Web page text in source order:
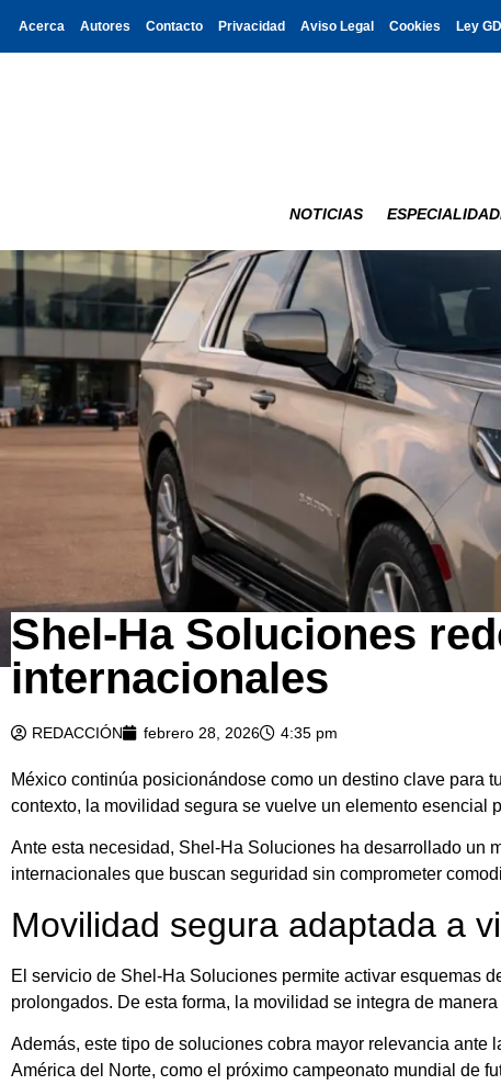
Acerca Autores Contacto Privacidad Aviso Legal Cookies Ley
NOTICIAS
Shel-Ha Soluciones
internacionales
REDACCIÓN febrero 28, 2026 4:35 pm
México continúa posicionándose como un destino clave para
contexto, la movilidad segura se vuelve un elemento
Ante esta necesidad, Shel-Ha Soluciones ha desarrollado un
internacionales que buscan seguridad sin comprometer
Movilidad segura adaptada a
El servicio de Shel-Ha Soluciones permite activar esquemas
prolongados. De esta forma, la movilidad se integra de
Además, este tipo de soluciones cobra mayor relevancia
América del Norte, como el próximo campeonato mundial de